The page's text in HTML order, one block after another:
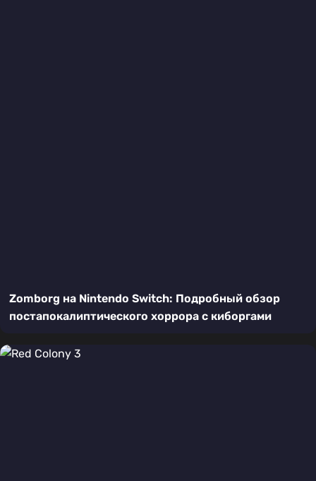
Zomborg на Nintendo Switch: Подробный обзор
постапокалиптического хоррора с киборгами